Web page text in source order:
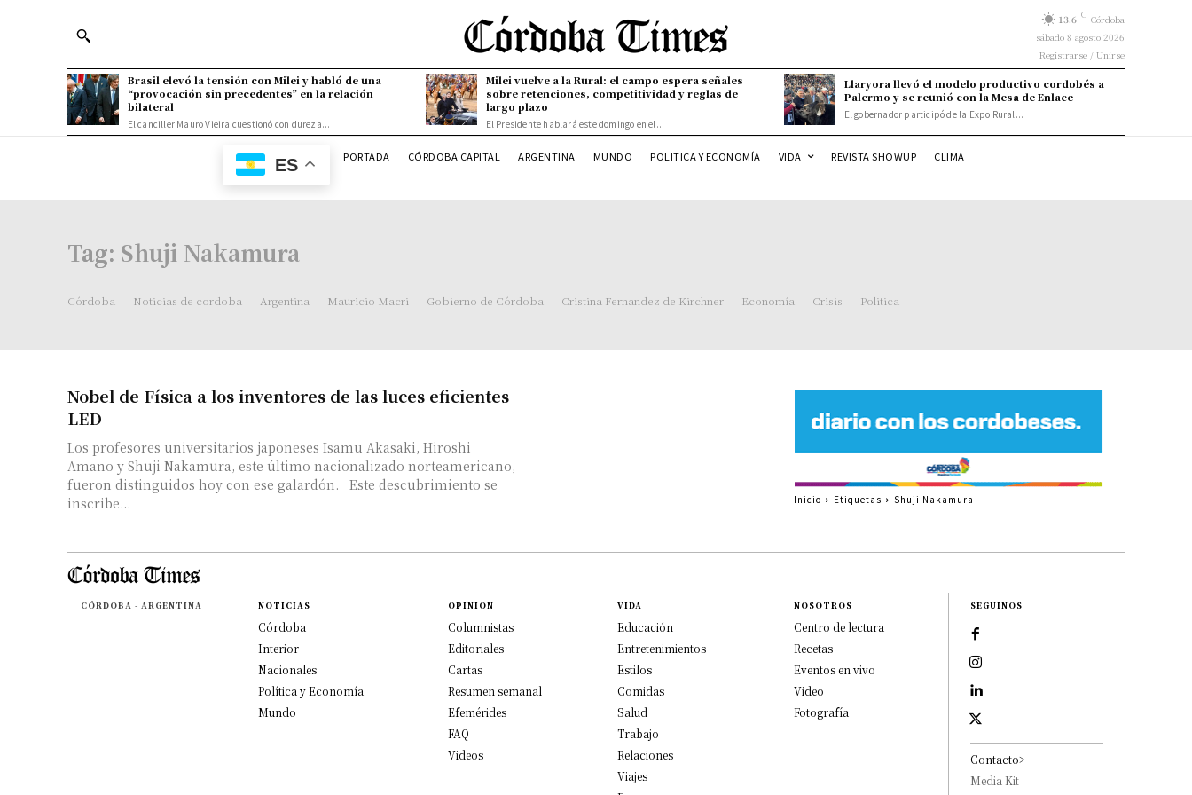
13.6 C Córdoba
sábado 8 agosto 2026
Registrarse / Unirse
Brasil elevó la tensión con Milei y habló de una
“provocación sin precedentes” en la relación
bilateral
El canciller Mauro Vieira cuestionó con dureza...
Milei vuelve a la Rural: el campo espera señales
sobre retenciones, competitividad y reglas de
largo plazo
El Presidente hablará este domingo en el...
Llaryora llevó el modelo productivo cordobés a
Palermo y se reunió con la Mesa de Enlace
El gobernador participó de la Expo Rural...
ES PORTADA CÓRDOBA CAPITAL ARGENTINA MUNDO POLITICA Y ECONOMÍA VIDA REVISTA SHOWUP CLIMA
Tag: Shuji Nakamura
Córdoba Noticias de cordoba Argentina Mauricio Macri Gobierno de Córdoba Cristina Fernandez de Kirchner Economía Crisis Politica
Nobel de Física a los inventores de las luces eficientes
LED
Los profesores universitarios japoneses Isamu Akasaki, Hiroshi
Amano y Shuji Nakamura, este último nacionalizado norteamericano,
fueron distinguidos hoy con ese galardón. Este descubrimiento se
inscribe...
Inicio Etiquetas Shuji Nakamura
CÓRDOBA - ARGENTINA NOTICIAS
Córdoba
Interior
Nacionales
Política y Economía
Mundo
OPINION
Columnistas
Editoriales
Cartas
Resumen semanal
Efemérides
FAQ
Videos
VIDA
Educación
Entretenimientos
Estilos
Comidas
Salud
Trabajo
Relaciones
Viajes
NOSOTROS
Centro de lectura
Recetas
Eventos en vivo
Video
Fotografía
SEGUINOS
Contacto>
Media Kit